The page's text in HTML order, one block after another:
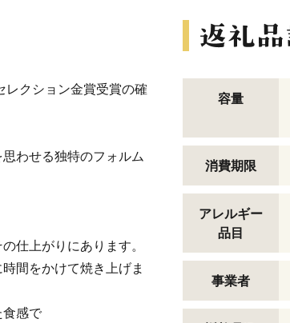
レクション金賞受賞の確
わせる独特のフォルム
仕上がりにあります。
間をかけて焼き上げま
食感で
容量
消費期限
アレルギー
品目
事業者